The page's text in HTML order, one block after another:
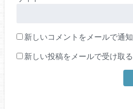
新しいコメントをメールで通知
新しい投稿をメールで受け取る